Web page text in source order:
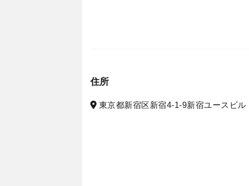
住所
東京都新宿区新宿4-1-9新宿ユースビ